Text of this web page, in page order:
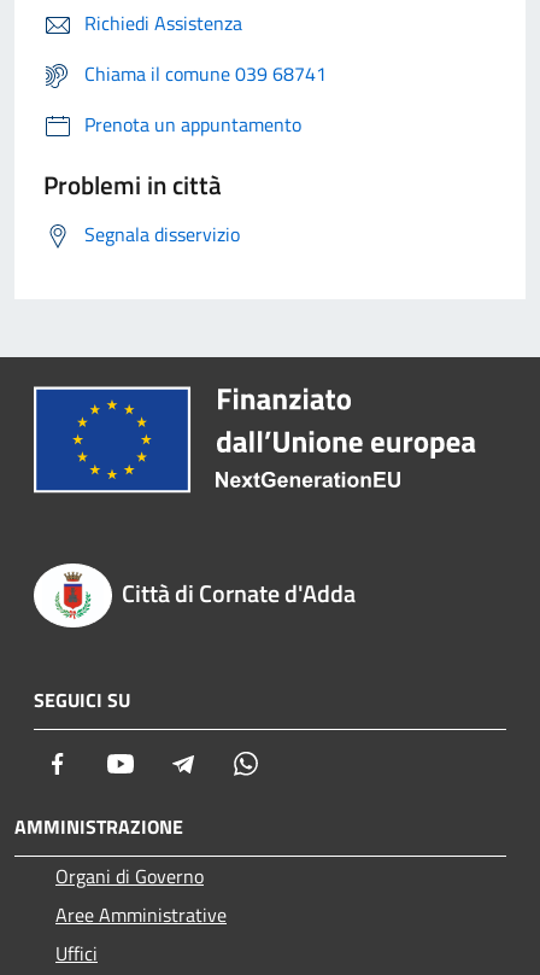
Richiedi Assistenza
Chiama il comune 039 68741
Prenota un appuntamento
Problemi in città
Segnala disservizio
Città di Cornate d'Adda
SEGUICI SU
Facebook Youtube Telegram
AMMINISTRAZIONE
Organi di Governo
Aree Amministrative
Uffici